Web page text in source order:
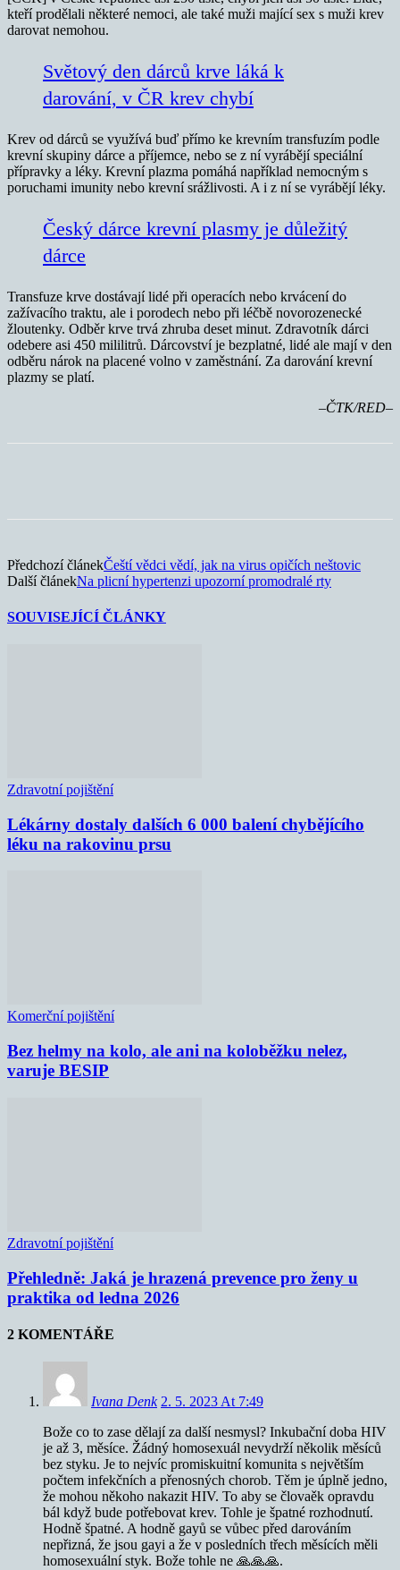
kteří prodělali některé nemoci, ale také muži mající sex s muži krev
darovat nemohou.
Světový den dárců krve láká k
darování, v ČR krev chybí
Krev od dárců se využívá buď přímo ke krevním transfuzím podle
krevní skupiny dárce a příjemce, nebo se z ní vyrábějí speciální
přípravky a léky. Krevní plazma pomáhá například nemocným s
poruchami imunity nebo krevní srážlivosti. A i z ní se vyrábějí léky.
Český dárce krevní plasmy je důležitý
dárce
Transfuze krve dostávají lidé při operacích nebo krvácení do
zažívacího traktu, ale i porodech nebo při léčbě novorozenecké
žloutenky. Odběr krve trvá zhruba deset minut. Zdravotník dárci
odebere asi 450 mililitrů. Dárcovství je bezplatné, lidé ale mají v den
odběru nárok na placené volno v zaměstnání. Za darování krevní
plazmy se platí.
–ČTK/RED–
Předchozí článekČeští vědci vědí, jak na virus opičích neštovic
Další článekNa plicní hypertenzi upozorní promodralé rty
SOUVISEJÍCÍ ČLÁNKY
Zdravotní pojištění
Lékárny dostaly dalších 6 000 balení chybějícího
léku na rakovinu prsu
Komerční pojištění
Bez helmy na kolo, ale ani na koloběžku nelez,
varuje BESIP
Zdravotní pojištění
Přehledně: Jaká je hrazená prevence pro ženy u
praktika od ledna 2026
2 KOMENTÁŘE
Ivana Denk 2. 5. 2023 At 7:49
Bože co to zase dělají za další nesmysl? Inkubační doba HIV
je až 3, měsíce. Žádný homosexuál nevydrží několik měsíců
bez styku. Je to nejvíc promiskuitní komunita s největším
počtem infekčních a přenosných chorob. Těm je úplně jedno,
že mohou někoho nakazit HIV. To aby se človaěk opravdu
bál když bude potřebovat krev. Tohle je špatné rozhodnutí.
Hodně špatné. A hodně gayů se vůbec před darováním
nepřizná, že jsou gayi a že v posledních třech měsících měli
homosexuální styk. Bože tohle ne 🙏🙏🙏.